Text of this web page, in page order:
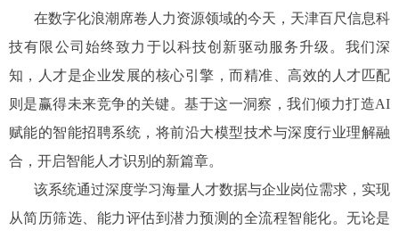
在数字化浪潮席卷人力资源领域的今天，天津百尺信息科
技有限公司始终致力于以科技创新驱动服务升级。我们深
知，人才是企业发展的核心引擎，而精准、高效的人才匹配
则是赢得未来竞争的关键。基于这一洞察，我们倾力打造AI
赋能的智能招聘系统，将前沿大模型技术与深度行业理解融
合，开启智能人才识别的新篇章。
该系统通过深度学习海量人才数据与企业岗位需求，实现
从简历筛选、能力评估到潜力预测的全流程智能化。无论是